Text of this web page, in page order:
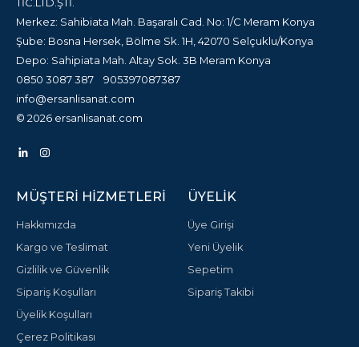
Merkez: Sahibiata Mah. Başaralı Cad. No: 1/C Meram Konya
Şube: Bosna Hersek, Bölme Sk. 1H, 42070 Selçuklu/Konya
Depo: Sahipiata Mah. Altay Sok. 3B Meram Konya
0850 3087 387
905397087387
info@ersanlisanat.com
© 2026 ersanlisanat.com
MÜŞTERI HIZMETLERI
Hakkımızda
Kargo ve Teslimat
Gizlilik ve Güvenlik
Sipariş Koşulları
Üyelik Koşulları
Çerez Politikası
ÜYELIK
Üye Girişi
Yeni Üyelik
Sepetim
Sipariş Takibi